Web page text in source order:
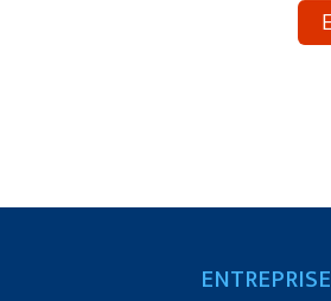
ENTREPRISE